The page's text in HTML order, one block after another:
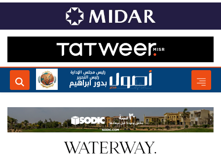
رئيس مجلس الإدارة
رئيس التحرير
بدور ابراهيم